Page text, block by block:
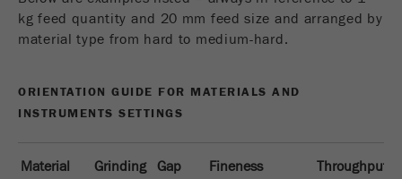
las
cookies
Proveedor Google Tag Manager Google
Propósito
para generar datos estadísticos sobre cómo el
kg feed quantity and 20 mm feed size and arranged by
material type from hard to medium-hard.
ORIENTATION GUIDE FOR MATERIALS AND
INSTRUMENTS SETTINGS
Material
Grinding
Gap
Fineness
Throughput